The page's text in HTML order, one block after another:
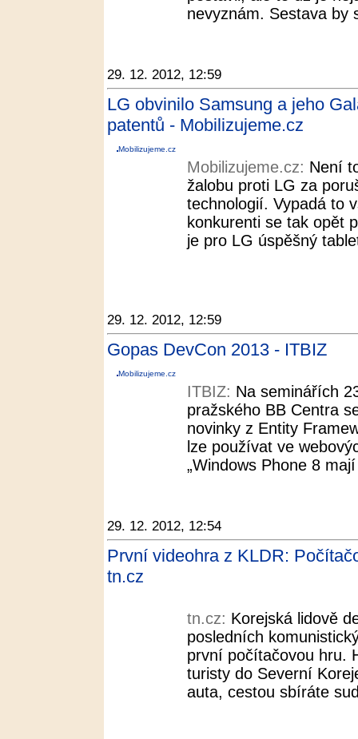
nevyznám. Sestava by
29. 12. 2012, 12:59
LG obvinilo Samsung a jeho
patentů - Mobilizujeme.cz
Mobilizujeme.cz
Mobilizujeme.cz: Není
žalobu proti LG za
technologií. Vypadá to
konkurenti se tak opět
je pro LG úspěšný
29. 12. 2012, 12:59
Gopas DevCon 2013 - ITBIZ
Mobilizujeme.cz
ITBIZ: Na seminářích
pražského BB Centra
novinky z Entity
lze používat ve
„Windows Phone 8
29. 12. 2012, 12:54
První videohra z KLDR:
tn.cz
tn.cz: Korejská lidově
posledních
první počítačovou hru.
turisty do Severní
auta, cestou sbíráte